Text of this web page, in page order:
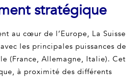
stratégique
au cœur de l’Europe, La Suisse
les principales puissances de
(France, Allemagne, Italie). Cet
à proximité des différents